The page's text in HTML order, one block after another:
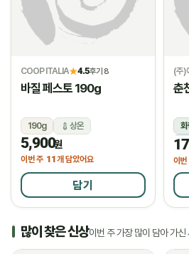
COOP ITALIA★4.5후기 8
바질 페스토 190g
190g 상온
5,900원
이번 주 11개 담았어요
담기
춘
이번
많이 찾은 신상이번 주 가장 많이 담아 가신